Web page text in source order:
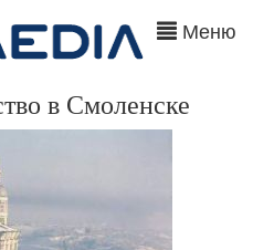
Меню
в Смоленске